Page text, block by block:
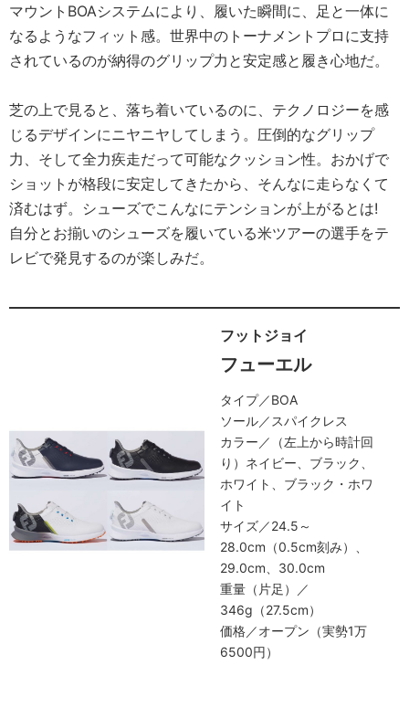
マウントBOAシステムにより、履いた瞬間に、足と一体に
なるようなフィット感。世界中のトーナメントプロに支持
されているのが納得のグリップ力と安定感と履き心地だ。
芝の上で見ると、落ち着いているのに、テクノロジーを感
じるデザインにニヤニヤしてしまう。圧倒的なグリップ
力、そして全力疾走だって可能なクッション性。おかげで
ショットが格段に安定してきたから、そんなに走らなくて
済むはず。シューズでこんなにテンションが上がるとは!
自分とお揃いのシューズを履いている米ツアーの選手をテ
レビで発見するのが楽しみだ。
フットジョイ
フューエル
タイプ／BOA
ソール／スパイクレス
カラー／（左上から時計回
り）ネイビー、ブラック、
ホワイト、ブラック・ホワ
イト
サイズ／24.5～
28.0cm（0.5cm刻み）、
29.0cm、30.0cm
重量（片足）／
346g（27.5cm）
価格／オープン（実勢1万
6500円）